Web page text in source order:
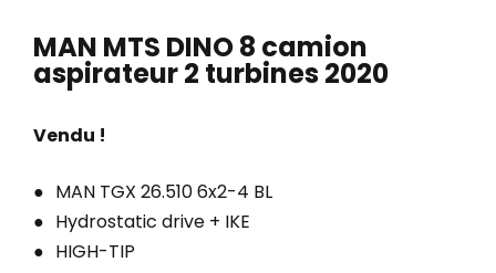
MAN MTS DINO 8 camion
aspirateur 2 turbines 2020
Vendu !
MAN TGX 26.510 6x2-4 BL
Hydrostatic drive + IKE
HIGH-TIP